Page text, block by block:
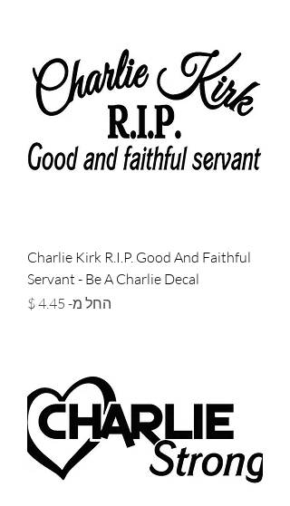
Charlie Kirk R.I.P. Good And Faithful
Servant - Be A Charlie Decal
החל מ-
מחיר מבצע